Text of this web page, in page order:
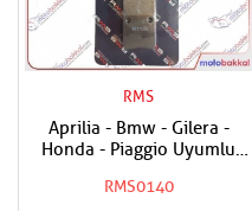
RMS
Aprilia - Bmw - Gilera -
Honda - Piaggio Uyumlu
Balatası
RMS0140